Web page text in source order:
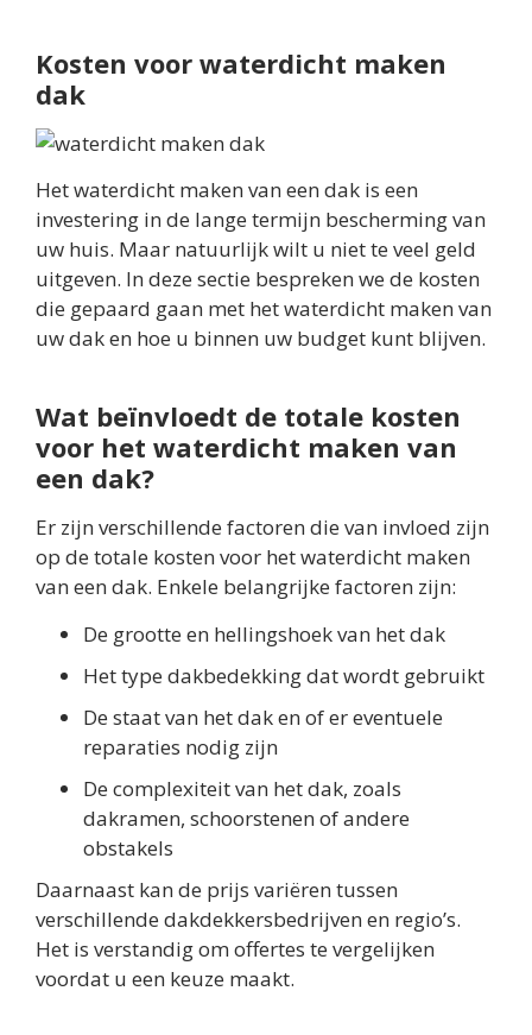
Kosten voor waterdicht maken
dak
Het waterdicht maken van een dak is een
investering in de lange termijn bescherming van
uw huis. Maar natuurlijk wilt u niet te veel geld
uitgeven. In deze sectie bespreken we de kosten
die gepaard gaan met het waterdicht maken van
uw dak en hoe u binnen uw budget kunt blijven.
Wat beïnvloedt de totale kosten
voor het waterdicht maken van
een dak?
Er zijn verschillende factoren die van invloed zijn
op de totale kosten voor het waterdicht maken
van een dak. Enkele belangrijke factoren zijn:
De grootte en hellingshoek van het dak
Het type dakbedekking dat wordt gebruikt
De staat van het dak en of er eventuele
reparaties nodig zijn
De complexiteit van het dak, zoals
dakramen, schoorstenen of andere
obstakels
Daarnaast kan de prijs variëren tussen
verschillende dakdekkersbedrijven en regio’s.
Het is verstandig om offertes te vergelijken
voordat u een keuze maakt.